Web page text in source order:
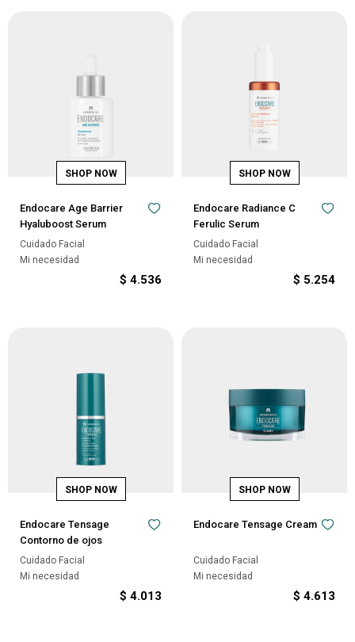
Endocare Age Barrier
Hyaluboost Serum
Cuidado Facial
Mi necesidad
$ 4.536
Endocare Radiance C
Ferulic Serum
Cuidado Facial
Mi necesidad
$ 5.254
Endocare Tensage
Contorno de ojos
Cuidado Facial
Mi necesidad
$ 4.013
Endocare Tensage Cream
Cuidado Facial
Mi necesidad
$ 4.613